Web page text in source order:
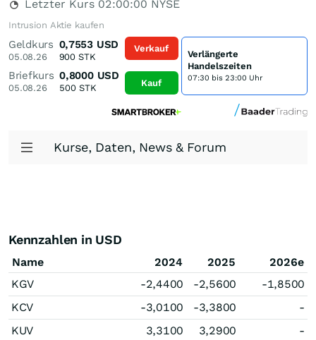
Letzter Kurs 02:00:00 NYSE
Intrusion Aktie kaufen
Geldkurs
05.08.26
0,7553 USD
900 STK
Briefkurs
05.08.26
0,8000 USD
500STK
Verkauf
Kauf
Verlängerte
Handelszeiten
07:30 bis 23:00 Uhr
Kurse, Daten, News & Forum
Kennzahlen in USD
Name 2024 2025
2026e
KGV
-2,4400 -2,5600
-1,8500
KCV
-3,0100 -3,3800
-
KUV
3,3100 3,2900
-